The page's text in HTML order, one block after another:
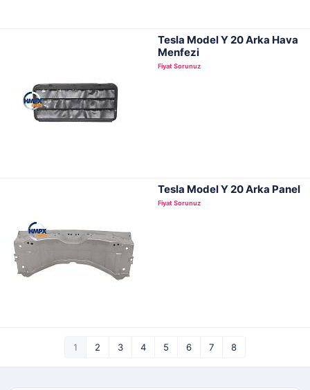
Tesla Model Y 20 Arka Hava
Menfezi
Fiyat Sorunuz
Tesla Model Y 20 Arka Panel
Fiyat Sorunuz
1 2 3 4 5 6 7 8